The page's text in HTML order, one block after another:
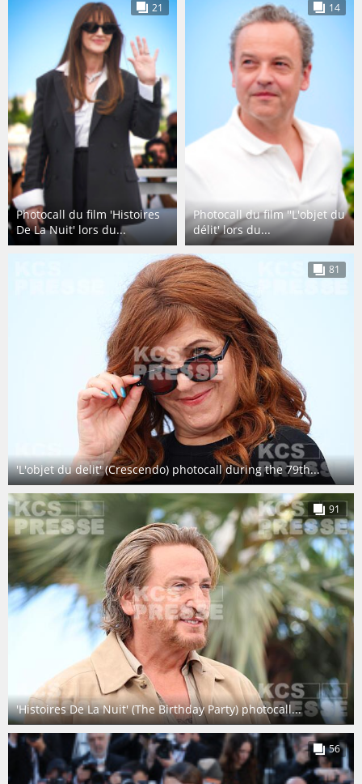
Photocall du film 'Histoires
De La Nuit' lors du...
21
Photocall du film ''L'objet du
délit' lors du...
14
'L'objet du delit' (Crescendo) photocall during the 79th...
81
'Histoires De La Nuit' (The Birthday Party) photocall...
91
56